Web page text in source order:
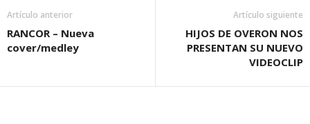
Artículo anterior
RANCOR – Nueva
cover/medley
Artículo siguiente
HIJOS DE OVERON NOS
PRESENTAN SU NUEVO
VIDEOCLIP